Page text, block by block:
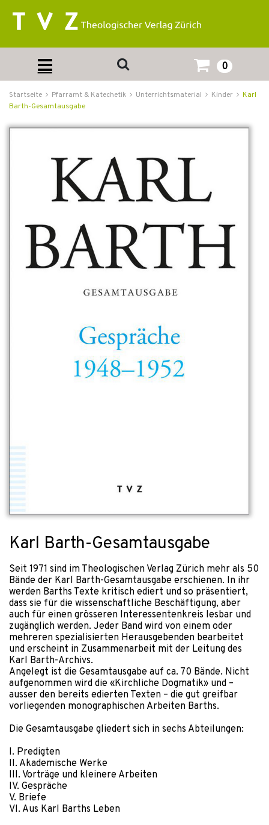
0
Startseite Pfarramt & Katechetik Unterrichtsmaterial Kinder
Karl
Barth-Gesamtausgabe
Karl Barth-Gesamtausgabe
Seit 1971 sind im Theologischen Verlag Zürich mehr als 50
Bände der Karl Barth-Gesamtausgabe erschienen. In ihr
werden Barths Texte kritisch ediert und so präsentiert,
dass sie für die wissenschaftliche Beschäftigung, aber
auch für einen grösseren Interessentenkreis lesbar und
zugänglich werden. Jeder Band wird von einem oder
mehreren spezialisierten Herausgebenden bearbeitet
und erscheint in Zusammenarbeit mit der Leitung des
Karl Barth-Archivs.
Angelegt ist die Gesamtausgabe auf ca. 70 Bände. Nicht
aufgenommen wird die «Kirchliche Dogmatik» und –
ausser den bereits edierten Texten – die gut greifbar
vorliegenden monographischen Arbeiten Barths.
Die Gesamtausgabe gliedert sich in sechs Abteilungen:
I. Predigten
II. Akademische Werke
III. Vorträge und kleinere Arbeiten
IV. Gespräche
V. Briefe
VI. Aus Karl Barths Leben